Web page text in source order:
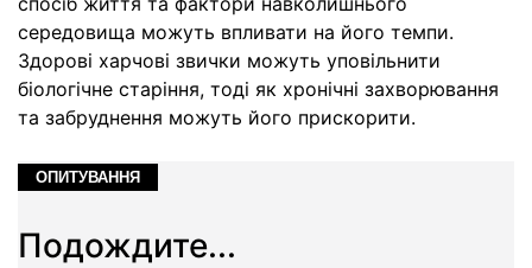
середовища можуть впливати на його темпи.
Здорові харчові звички можуть уповільнити
біологічне старіння, тоді як хронічні захворювання
та забруднення можуть його прискорити.
ОПИТУВАННЯ
Подождите...